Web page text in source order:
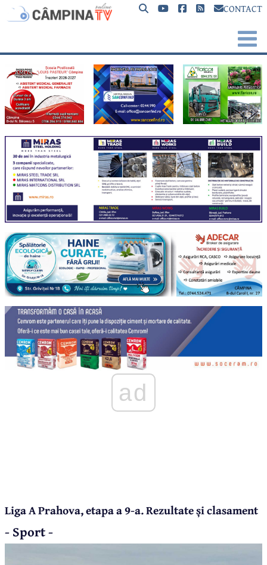
CONTACT
ad
Liga A Prahova, etapa a 9-a. Rezultate și clasament
- Sport -